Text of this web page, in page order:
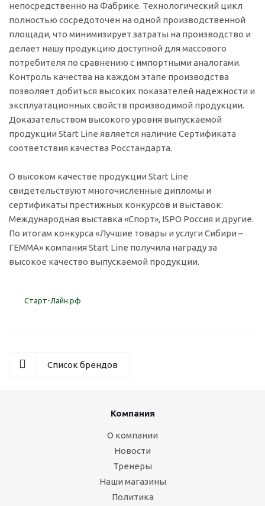
непосредственно на Фабрике. Технологический цикл
полностью сосредоточен на одной производственной
площади, что минимизирует затраты на производство и
делает нашу продукцию доступной для массового
потребителя по сравнению с импортными аналогами.
Контроль качества на каждом этапе производства
позволяет добиться высоких показателей надежности и
эксплуатационных свойств производимой продукции.
Доказательством высокого уровня выпускаемой
продукции Start Line является наличие Сертификата
соответствия качества Росстандарта.
О высоком качестве продукции Start Line
свидетельствуют многочисленные дипломы и
сертификаты престижных конкурсов и выставок:
Международная выставка «Спорт», ISPO Россия и другие.
По итогам конкурса «Лучшие товары и услуги Сибири –
ГЕММА» компания Start Line получила награду за
высокое качество выпускаемой продукции.
Старт-Лайн.рф
Список брендов
Компания
О компании
Новости
Тренеры
Наши магазины
Политика